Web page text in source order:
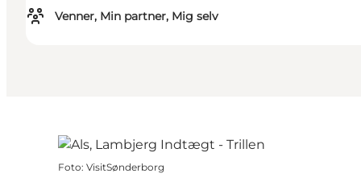
Venner, Min partner, Mig selv
Foto: VisitSønderborg